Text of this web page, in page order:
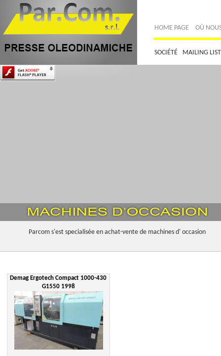
HOME PAGE OÙ
SOCIÉTÉ MAILING LIST
Parcom s'est specialisée en achat-vente de machines d' occasion
Demag Ergotech Compact 1000-430
G1550 1998